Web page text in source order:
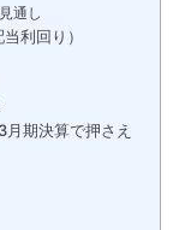
通し
利回り）
期決算で押さえ